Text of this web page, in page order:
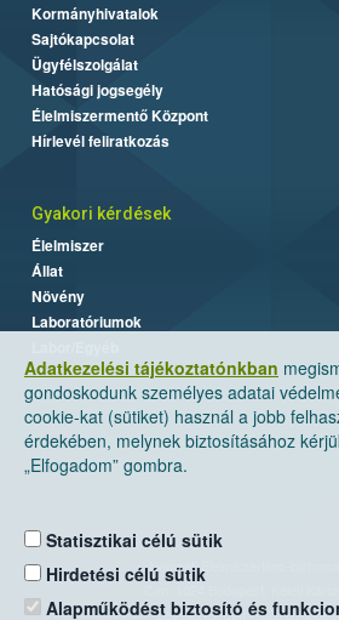
Adatkezelési tájékoztatónkban
gondoskodunk személyes adatai
cookie-kat (sütiket) használ a jobb
érdekében, melynek biztosításához
„Elfogadom” gombra.
Statisztikai célú sütik
Hirdetési célú sütik
Alapműködést biztosító és
Kormányhivatalok
Sajtókapcsolat
Ügyfélszolgálat
Hatósági jogsegély
Élelmiszermentő Központ
Hírlevél feliratkozás
Gyakori kérdések
Élelmiszer
Állat
Növény
Laboratóriumok
Nemzeti Élelmiszerlánc-
Levelezési cím: 1525